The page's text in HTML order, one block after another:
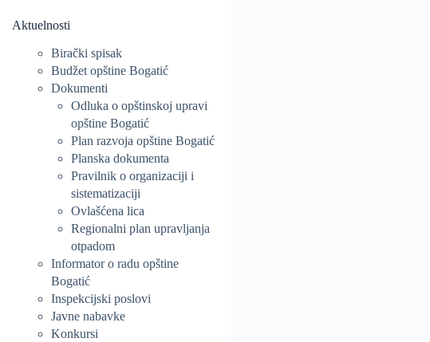
Aktuelnosti
Birački spisak
Budžet opštine Bogatić
Dokumenti
Odluka o opštinskoj upravi
opštine Bogatić
Plan razvoja opštine Bogatić
Planska dokumenta
Pravilnik o organizaciji i
sistematizaciji
Ovlašćena lica
Regionalni plan upravljanja
otpadom
Informator o radu opštine
Bogatić
Inspekcijski poslovi
Javne nabavke
Konkursi